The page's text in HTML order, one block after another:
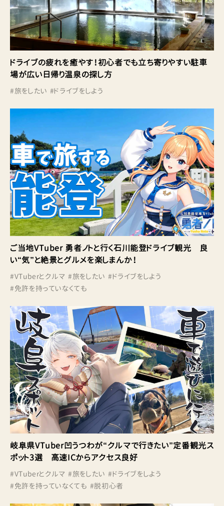
ドライブの疲れを癒やす！初心者でも立ち寄りやすい駐車
場が広い日帰り温泉の探し方
#旅をしたい #ドライブをしよう
ご当地VTuber 勇者ノトと行く石川能登ドライブ観光 良
い“気”と絶景とグルメを楽しまんか！
#VTuberとクルマ #旅をしたい #ドライブをしよう
#免許を持っていなくても
岐阜県VTuber凹うつわが“クルマで行きたい”定番観光ス
ポット3選 高速ICからアクセス良好
#VTuberとクルマ #旅をしたい #ドライブをしよう
#免許を持っていなくても #脱初心者